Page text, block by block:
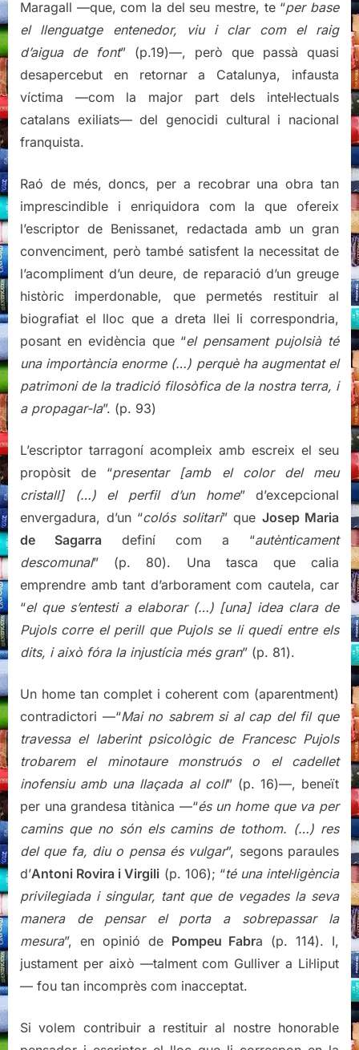
Maragall —que, com la del seu mestre, te “per base
el llenguatge entenedor, viu i clar com el raig
d’aigua de font” (p.19)—, però que passà quasi
desapercebut en retornar a Catalunya, infausta
víctima —com la major part dels intel·lectuals
catalans exiliats— del genocidi cultural i nacional
franquista.
Raó de més, doncs, per a recobrar una obra tan
imprescindible i enriquidora com la que ofereix
l’escriptor de Benissanet, redactada amb un gran
convenciment, però també satisfent la necessitat de
l’acompliment d’un deure, de reparació d’un greuge
històric imperdonable, que permetés restituir al
biografiat el lloc que a dreta llei li correspondria,
posant en evidència que “el pensament pujolsià té
una importància enorme (…) perquè ha augmentat el
patrimoni de la tradició filosòfica de la nostra terra, i
a propagar-la”. (p. 93)
L’escriptor tarragoní acompleix amb escreix el seu
propòsit de “presentar [amb el color del meu
cristall] (…) el perfil d’un home” d’excepcional
envergadura, d’un “colós solitari” que Josep Maria
de Sagarra definí com a “autènticament
descomunal” (p. 80). Una tasca que calia
emprendre amb tant d’arborament com cautela, car
“el que s’entesti a elaborar (…) [una] idea clara de
Pujols corre el perill que Pujols se li quedi entre els
dits, i això fóra la injustícia més gran” (p. 81).
Un home tan complet i coherent com (aparentment)
contradictori —“Mai no sabrem si al cap del fil que
travessa el laberint psicològic de Francesc Pujols
trobarem el minotaure monstruós o el cadellet
inofensiu amb una llaçada al coll” (p. 16)—, beneït
per una grandesa titànica —“és un home que va per
camins que no són els camins de tothom. (…) res
del que fa, diu o pensa és vulgar”, segons paraules
d’Antoni Rovira i Virgili (p. 106); “té una intel·ligència
privilegiada i singular, tant que de vegades la seva
manera de pensar el porta a sobrepassar la
mesura”, en opinió de Pompeu Fabra (p. 114). I,
justament per això —talment com Gulliver a Lil·liput
— fou tan incomprès com inacceptat.
Si volem contribuir a restituir al nostre honorable